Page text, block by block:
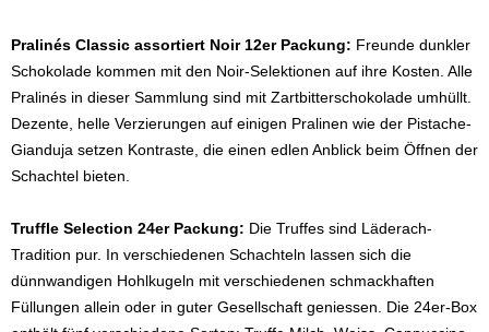
Pralinés Classic assortiert Noir 12er Packung: Freunde dunkler
Schokolade kommen mit den Noir-Selektionen auf ihre Kosten. Alle
Pralinés in dieser Sammlung sind mit Zartbitterschokolade umhüllt.
Dezente, helle Verzierungen auf einigen Pralinen wie der Pistache-
Gianduja setzen Kontraste, die einen edlen Anblick beim Öffnen der
Schachtel bieten.
Truffle Selection 24er Packung: Die Truffes sind Läderach-
Tradition pur. In verschiedenen Schachteln lassen sich die
dünnwandigen Hohlkugeln mit verschiedenen schmackhaften
Füllungen allein oder in guter Gesellschaft geniessen. Die 24er-Box